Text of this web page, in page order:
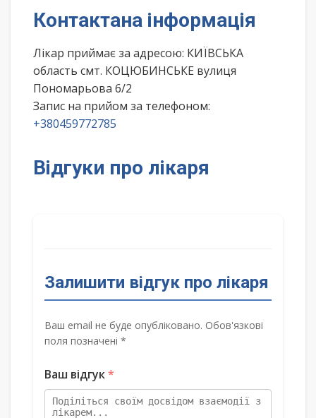
Контактана інформація
Лікар приймає за адресою: КИЇВСЬКА
область смт. КОЦЮБИНСЬКЕ вулиця
Пономарьова 6/2
Запис на прийом за телефоном:
+380459772785
Відгуки про лікаря
Залишити відгук про лікаря
Ваш email не буде опубліковано. Обов'язкові
поля позначені *
Ваш відгук*